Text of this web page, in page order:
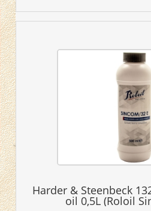
Harder & Steenbeck
oil 0,5L (Roloil